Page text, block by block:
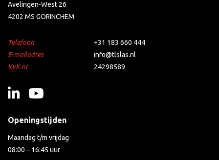
Avelingen-West 26
4202 MS GORINCHEM
Telefoon
+31 183 660 444
E-mailadres
info@tlslas.nl
KvK-nr
24298589
Openingstijden
Maandag t/m vrijdag
08:00 – 16:45 uur